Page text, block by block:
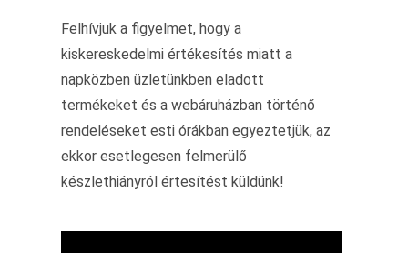
Felhívjuk a figyelmet, hogy a
kiskereskedelmi értékesítés miatt a
napközben üzletünkben eladott
termékeket és a webáruházban történő
rendeléseket esti órákban egyeztetjük, az
ekkor esetlegesen felmerülő
készlethiányról értesítést küldünk!